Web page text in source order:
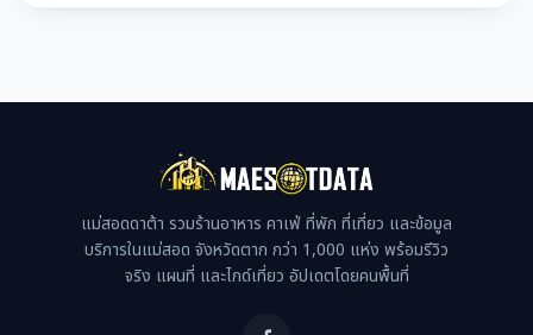
แม่สอดดาต้า รวมร้านอาหาร คาเฟ่ ที่พัก ที่เที่ยว และข้อมูล
บริการในแม่สอด จังหวัดตาก กว่า 1,000 แห่ง พร้อมรีวิว
จริง แผนที่ และไกด์เที่ยว อัปเดตโดยคนพื้นที่